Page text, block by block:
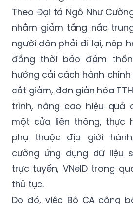
Theo Đại tá Ngô Như
nhằm giảm tầng nấc
người dân phải đi lại, nộp
đồng thời bảo đảm
hướng cải cách hành
cắt giảm, đơn giản hóa
trình, nâng cao hiệu quả
một cửa liên thông, thực
phụ thuộc địa giới
cường ứng dụng dữ liệu
trực tuyến, VNeID trong
thủ tục.
Do đó, việc Bộ CA công